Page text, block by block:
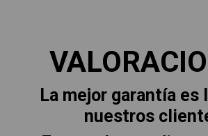
La mejor garantía es
nuestros